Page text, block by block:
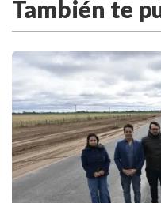
También te